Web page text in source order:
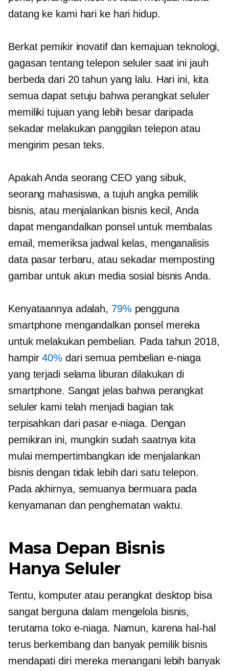
datang ke kami hari ke hari hidup.
Berkat pemikir inovatif dan kemajuan teknologi,
gagasan tentang telepon seluler saat ini jauh
berbeda dari 20 tahun yang lalu. Hari ini, kita
semua dapat setuju bahwa perangkat seluler
memiliki tujuan yang lebih besar daripada
sekadar melakukan panggilan telepon atau
mengirim pesan teks.
Apakah Anda seorang CEO yang sibuk,
seorang mahasiswa, a tujuh angkapemilik
bisnis, atau menjalankan bisnis kecil, Anda
dapat mengandalkan ponsel untuk membalas
email, memeriksa jadwal kelas, menganalisis
data pasar terbaru, atau sekadar memposting
gambar untuk akun media sosial bisnis Anda.
Kenyataannya adalah, 79% pengguna
smartphone mengandalkan ponsel mereka
untuk melakukan pembelian. Pada tahun 2018,
hampir40% dari semua pembelian e-niaga
yang terjadi selama liburan dilakukan di
smartphone. Sangat jelas bahwa perangkat
seluler kami telah menjadi bagian tak
terpisahkan dari pasar e-niaga. Dengan
pemikiran ini, mungkin sudah saatnya kita
mulai mempertimbangkan ide menjalankan
bisnis dengan tidak lebih dari satu telepon.
Pada akhirnya, semuanya bermuara pada
kenyamanan dan penghematan waktu.
Masa Depan Bisnis
Hanya Seluler
Tentu, komputer atau perangkat desktop bisa
sangat berguna dalam mengelola bisnis,
terutama toko e-niaga. Namun, karena hal-hal
terus berkembang dan banyak pemilik bisnis
mendapati diri mereka menangani lebih banyak